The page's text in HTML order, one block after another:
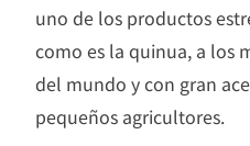
uno de los productos
como es la quinua, a los
del mundo y con gran
pequeños agricultores.